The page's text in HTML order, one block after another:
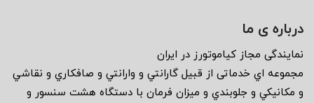
درباره ی ما
نمايندگى مجاز كياموتورز در ايران
مجموعه اي خدماتى از قبيل گارانتي و وارانتي و صافكاري و نقاشي
و مكانيكي و جلوبندي و ميزان فرمان با دستگاه هشت سنسور و